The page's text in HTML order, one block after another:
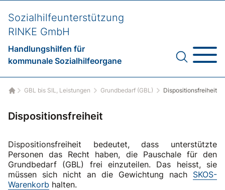
Sozialhilfeunterstützung
RINKE GmbH
Handlungshilfen für
kommunale Sozialhilfeorgane
GBL bis SIL, Leistungen Grundbedarf (GBL) Dispositionsfreiheit
Dispositionsfreiheit
Dispositionsfreiheit bedeutet, dass unterstützte
Personen das Recht haben, die Pauschale für den
Grundbedarf (GBL) frei einzuteilen. Das heisst, sie
müssen sich nicht an die Gewichtung nach SKOS-
Warenkorb halten.